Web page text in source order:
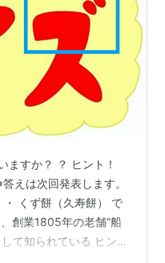
ますか？ ？ ヒント！
えは次回発表します。
くず餅（久寿餅） で
創業1805年の老舗“船
て知られている ヒン